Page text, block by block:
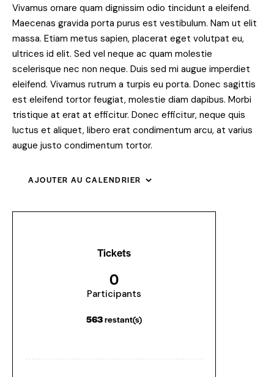
Vivamus ornare quam dignissim odio tincidunt a eleifend.
Maecenas gravida porta purus est vestibulum. Nam ut elit
massa. Etiam metus sapien, placerat eget volutpat eu,
ultrices id elit. Sed vel neque ac quam molestie
scelerisque nec non neque. Duis sed mi augue imperdiet
eleifend. Vivamus rutrum a turpis eu porta. Donec sagittis
est eleifend tortor feugiat, molestie diam dapibus. Morbi
tristique at erat at efficitur. Donec efficitur, neque quis
luctus et aliquet, libero erat condimentum arcu, at varius
augue justo condimentum tortor.
AJOUTER AU CALENDRIER
Tickets
0
Participants
563restant(s)